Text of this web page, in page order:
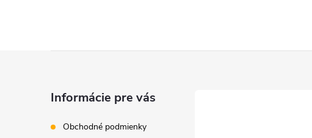
Informácie pre vás
Obchodné podmienky